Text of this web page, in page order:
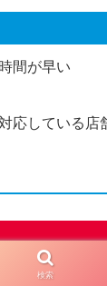
間が早い
応している店
キーは店舗で
検索